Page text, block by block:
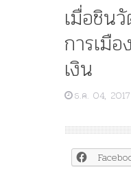
เมื่อชิน
การเมื
เงิน
ธ.ค. 04, 2017
เมื่อ
ชิน
วัตร
เลิก